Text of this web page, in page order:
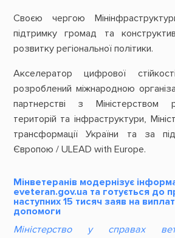
Своєю чергою
підтримку громад та
розвитку регіональної політики.
Акселератор цифрової
розроблений міжнародною
партнерстві з Міністерством
територій та інфраструктури,
трансформації України та за
Європою / ULEAD with Europe.
Мінветеранів модернізує
eveteran.gov.ua та готується до
наступних 15 тисяч заяв на
допомоги
Міністерство у справах